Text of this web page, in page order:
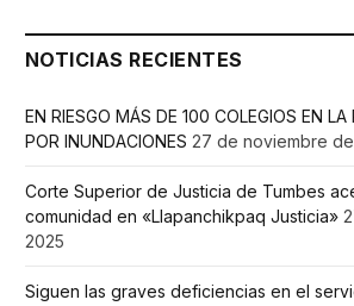
NOTICIAS RECIENTES
EN RIESGO MÁS DE 100 COLEGIOS EN LA
POR INUNDACIONES 27 de noviembre
Corte Superior de Justicia de Tumbes
comunidad en «Llapanchikpaq Justicia»
2025
Siguen las graves deficiencias en el